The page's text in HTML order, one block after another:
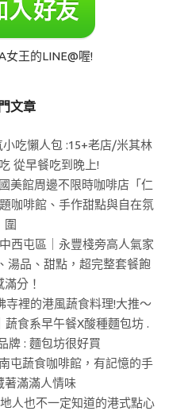
女王的LINE@喔!
文章
吃懶人包 :15+老店/米其林
從早餐吃到晚上!
美館周邊不限時咖啡店「仁
咖啡館、手作甜點與自在氛
圍
西屯區｜永豐棧旁高人氣家
湯品、甜點，超完整套餐飽
滿分！
寺裡的港風蔬食料理!大推～
蔬食系早午餐X酸種麵包坊 .
牌 : 麵包坊很好買
屯蔬食咖啡館，有記憶的手
著滿滿人情味
人也不一定知道的港式點心